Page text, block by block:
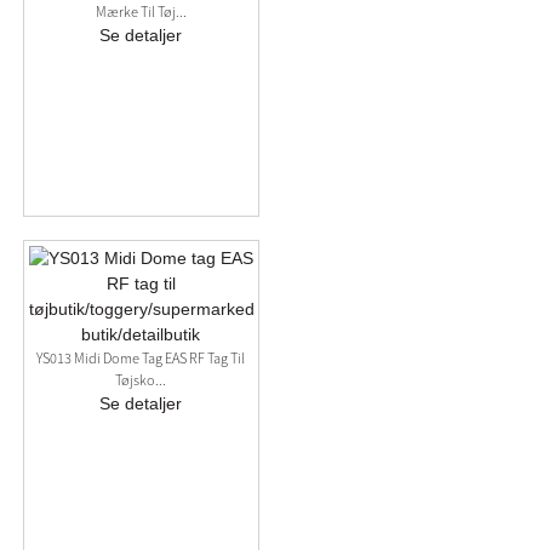
Mærke Til Tøj...
Se detaljer
YS013 Midi Dome Tag EAS RF Tag Til
Tøjsko...
Se detaljer